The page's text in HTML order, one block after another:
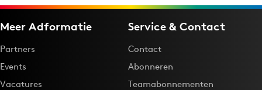
Meer Adformatie
Partners
Events
Vacatures
Service & Contact
Contact
Abonneren
Teamabonnementen